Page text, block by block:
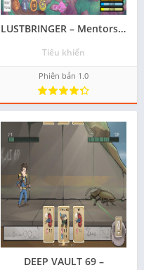
LUSTBRINGER – Mentorship
Tiêu khiển
Phiên bản 1.0
DEEP VAULT 69 –